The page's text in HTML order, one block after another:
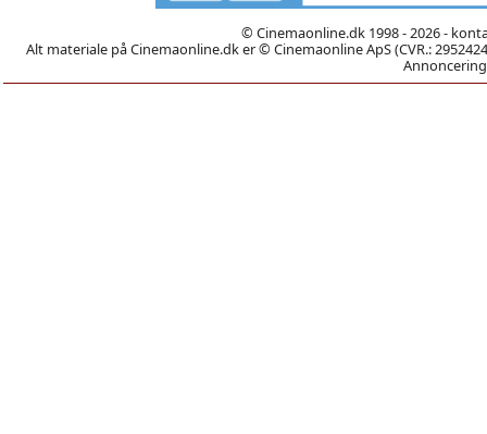
© Cinemaonline.dk 1998 - 2026 -
Alt materiale på Cinemaonline.dk er © Cinemaonline ApS (CVR.: